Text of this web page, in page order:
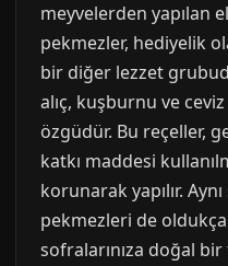
meyvelerden yapılan
pekmezler, hediyelik
bir diğer lezzet
alıç, kuşburnu ve
özgüdür. Bu reçeller,
katkı maddesi
korunarak yapılır.
pekmezleri de
sofralarınıza doğal